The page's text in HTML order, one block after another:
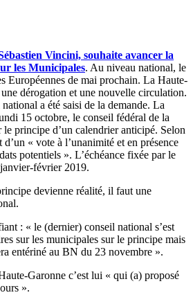
Vincini, souhaite avancer la
les Municipales. Au niveau national, le
Européennes de mai prochain. La Haute-
dérogation et une nouvelle circulation.
a été saisi de la demande. La
15 octobre, le conseil fédéral de la
principe d’un calendrier anticipé. Selon
« vote à l’unanimité et en présence
potentiels ». L’échéance fixée par le
février 2019.
devienne réalité, il faut une
: « le (dernier) conseil national s’est
sur les municipales sur le principe mais
entériné au BN du 23 novembre ».
Garonne c’est lui « qui (a) proposé
».